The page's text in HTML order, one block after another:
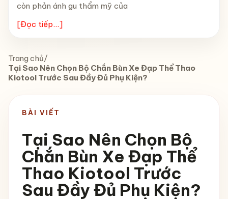
còn phản ánh gu thẩm mỹ của
[Đọc tiếp...]
Trang chủ/
Tại Sao Nên Chọn Bộ Chắn Bùn Xe Đạp Thể Thao
Kiotool Trước Sau Đầy Đủ Phụ Kiện?
BÀI VIẾT
Tại Sao Nên Chọn Bộ
Chắn Bùn Xe Đạp Thể
Thao Kiotool Trước
Sau Đầy Đủ Phụ Kiện?